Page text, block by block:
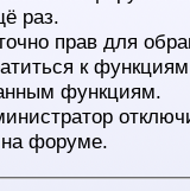
раз.
прав для
к
функциям.
форуме.